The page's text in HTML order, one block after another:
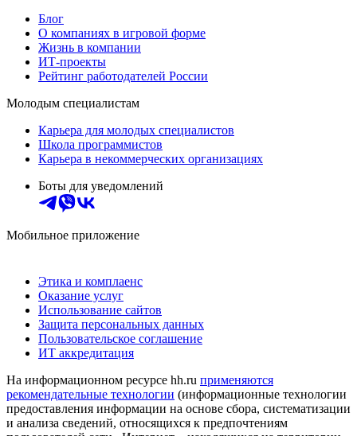
Блог
О компаниях в игровой форме
Жизнь в компании
ИТ-проекты
Рейтинг работодателей России
Молодым специалистам
Карьера для молодых специалистов
Школа программистов
Карьера в некоммерческих организациях
Боты для уведомлений
Мобильное приложение
Этика и комплаенс
Оказание услуг
Использование сайтов
Защита персональных данных
Пользовательское соглашение
ИТ аккредитация
На информационном ресурсе hh.ru применяются
рекомендательные технологии (информационные технологии
предоставления информации на основе сбора, систематизации
и анализа сведений, относящихся к предпочтениям